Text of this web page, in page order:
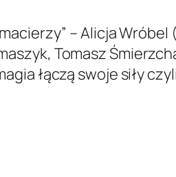
– Alicja
Tomasz
łączą swoje siły